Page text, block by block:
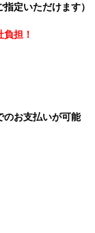
定いただけます）
担！
お支払いが可能